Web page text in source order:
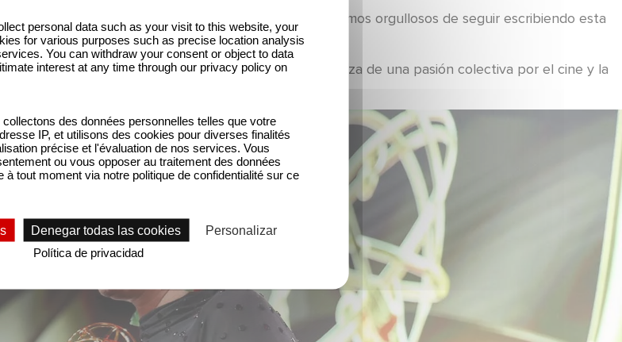
importancia de combinar tradición e innovación. Estamos orgullosos de seguir escribiendo esta
este reconocimiento que celebra, ante todo, la fuerza de una pasión colectiva por el cine y la
personal data such as your visit to this website, your
for various purposes such as precise location analysis
You can withdraw your consent or object to data
interest at any time through our privacy policy on
des données personnelles telles que votre
IP, et utilisons des cookies pour diverses finalités
précise et l'évaluation de nos services. Vous
ou vous opposer au traitement des données
à tout moment via notre politique de confidentialité sur ce
Denegar todas las cookies
Personalizar
Política de privacidad